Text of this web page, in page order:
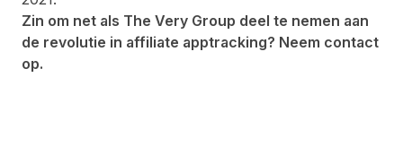
Zin om net als The Very Group deel te nemen aan
de revolutie in affiliate apptracking? Neem contact
op.